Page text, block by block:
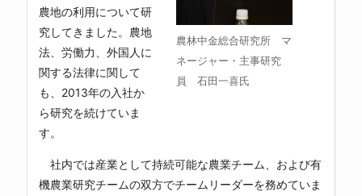
農林中金総合研究所 マ
ネージャー・主事研究
員 石田一喜氏
農地の利用について研
究してきました。農地
法、労働力、外国人に
関する法律に関して
も、2013年の入社か
ら研究を続けていま
す。
社内では産業として持続可能な農業チーム、および有
機農業研究チームの双方でチームリーダーを務めていま